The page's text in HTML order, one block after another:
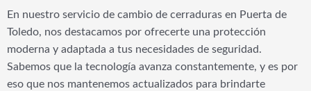
En nuestro servicio de cambio de cerraduras en Puerta de
Toledo, nos destacamos por ofrecerte una protección
moderna y adaptada a tus necesidades de seguridad.
Sabemos que la tecnología avanza constantemente, y es por
eso que nos mantenemos actualizados para brindarte